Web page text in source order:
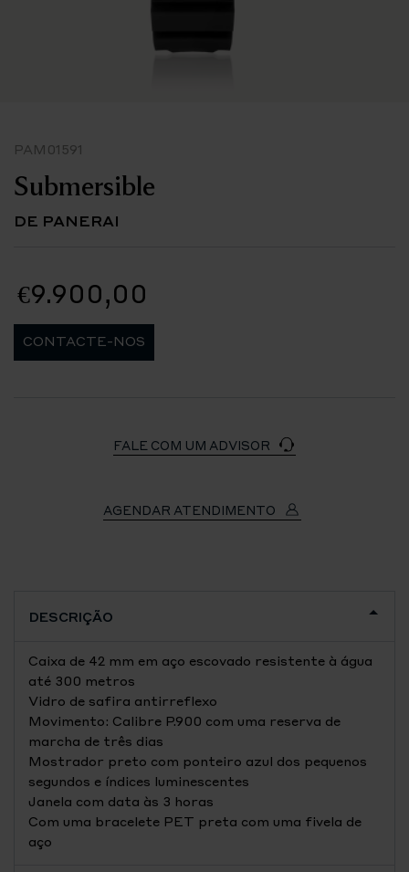
PAM01591
Submersible
DE PANERAI
€9.900,00
CONTACTE-NOS
FALE COM UM ADVISOR
AGENDAR ATENDIMENTO
DESCRIÇÃO
Caixa de 42 mm em aço escovado resistente à água
até 300 metros
Vidro de safira antirreflexo
Movimento: Calibre P.900 com uma reserva de
marcha de três dias
Mostrador preto com ponteiro azul dos pequenos
segundos e índices luminescentes
Janela com data às 3 horas
Com uma bracelete PET preta com uma fivela de
aço